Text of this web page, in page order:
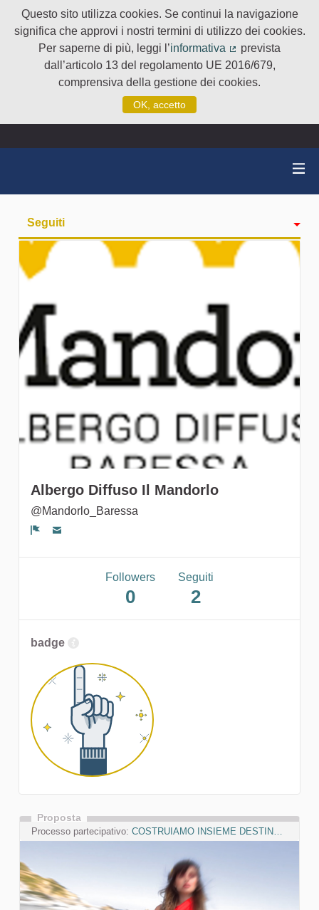
Questo sito utilizza cookies. Se continui la navigazione
significa che approvi i nostri termini di utilizzo dei cookies.
Per saperne di più, leggi l’informativa
(Collegamento
prevista
dall’articolo 13 del regolamento UE 2016/679,
comprensiva della gestione dei cookies.
OK, accetto
Attività
badge
Seguiti
Followers
gruppi
Albergo Diffuso Il Mandorlo
@Mandorlo_Baressa
Followers
0
Seguiti
2
badge
Proposta
Processo partecipativo: